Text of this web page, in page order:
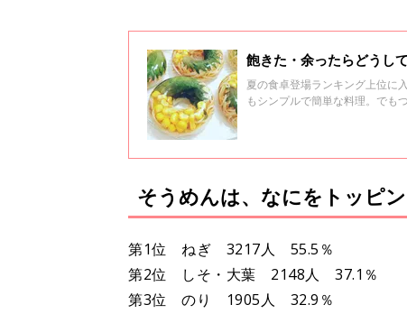
飽きた・余ったらどうし
夏の食卓登場ランキング上位に
もシンプルで簡単な料理。でも
そうめんは、なにをトッピ
第1位 ねぎ 3217人 55.5％
第2位 しそ・大葉 2148人 37.1％
第3位 のり 1905人 32.9％